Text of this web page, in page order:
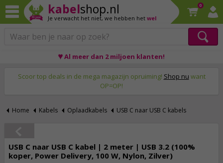
kabelshop.nl
Je verwacht het niet, we hebben het wel
0
♥ Al meer dan 2 miljoen klanten!
Scoor top deals in de mega magazijn opruiming! Shop nu want
OP=OP!
Home Kabels Oplaadkabels USB C naar USB C kabels
USB C naar USB C kabel | 2 meter | USB 3.2 (100%
koper, Power Delivery, 100 W, Nylon, Zilver)